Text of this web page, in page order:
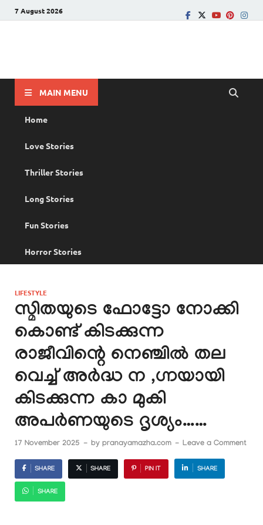
7 August 2026
MAIN MENU
Home
Love Stories
Thriller Stories
Long Stories
Fun Stories
Horror Stories
LIFESTYLE
സ്മിതയുടെ ഫോട്ടോ നോക്കി
കൊണ്ട് കിടക്കുന്ന
രാജീവിന്റെ നെഞ്ചിൽ തല
വെച്ച് അർദ്ധ ന ,ഗ്നയായി
കിടക്കുന്ന കാ മുകി
അപർണയുടെ ദൃശ്യം……
17 November 2025 - by pranayamazha.com - Leave a Comment
SHARE SHARE PIN IT SHARE
SHARE